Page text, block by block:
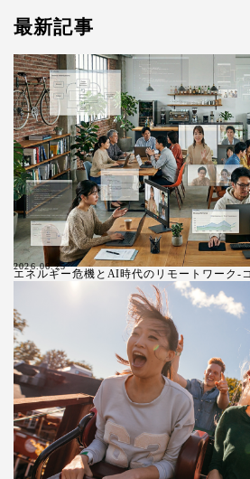
最新記事
エネルギー危機とAI時代のリモートワーク-
2026.06.25